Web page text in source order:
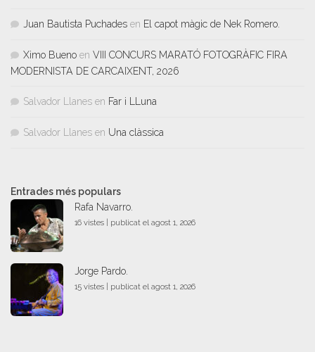
Juan Bautista Puchades en El capot màgic de Nek Romero.
Ximo Bueno en VIII CONCURS MARATÓ FOTOGRÀFIC FIRA
MODERNISTA DE CARCAIXENT, 2026
Salvador Llanes en Far i LLuna
Salvador Llanes en Una clàssica
Entrades més populars
Rafa Navarro.
16 vistes | publicat el agost 1, 2026
Jorge Pardo.
15 vistes | publicat el agost 1, 2026